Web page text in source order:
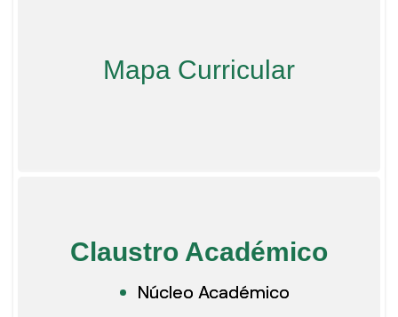
Mapa Curricular
Claustro Académico
Núcleo Académico